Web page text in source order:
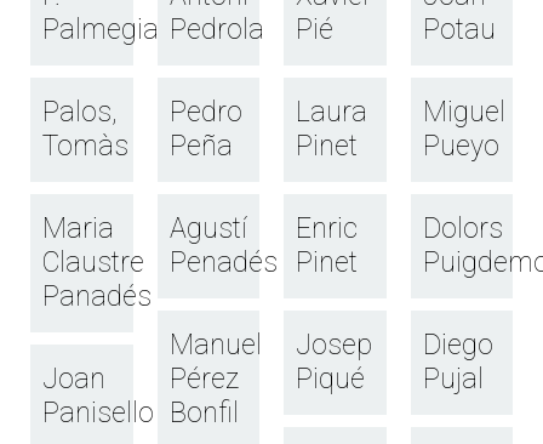
Palmegiani
Palos,
Tomàs
Maria
Claustre
Panadés
Joan
Panisello
Pedrola
Pedro
Peña
Agustí
Penadés
Manuel
Pérez
Bonfil
Pié
Laura
Pinet
Enric
Pinet
Josep
Piqué
Potau
Miguel
Pueyo
Dolors
Diego
Pujal